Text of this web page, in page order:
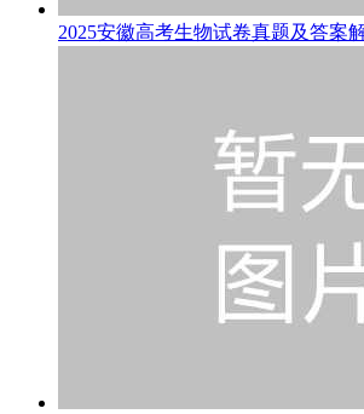
2025安徽高考生物试卷真题及答案